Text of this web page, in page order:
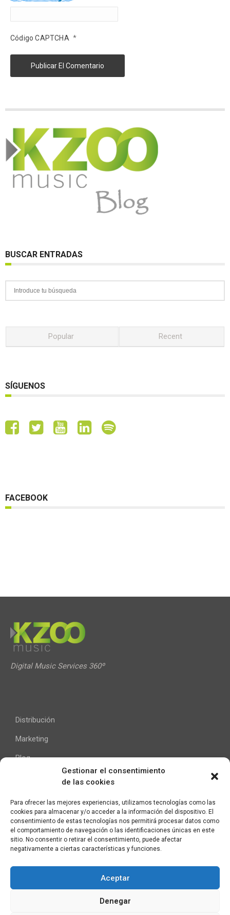
Gestionar el consentimiento
de las cookies
Para ofrecer las mejores experiencias, utilizamos tecnologías como las
cookies para almacenar y/o acceder a la información del dispositivo. El
consentimiento de estas tecnologías nos permitirá procesar datos como
el comportamiento de navegación o las identificaciones únicas en este
sitio. No consentir o retirar el consentimiento, puede afectar
negativamente a ciertas características y funciones.
Aceptar
Denegar
Código CAPTCHA *
BUSCAR ENTRADAS
Popular Recent
SÍGUENOS
FACEBOOK
Digital Music Services 360º
Distribución
Marketing
Blog
Ayuda
Contacto
Aviso Legal